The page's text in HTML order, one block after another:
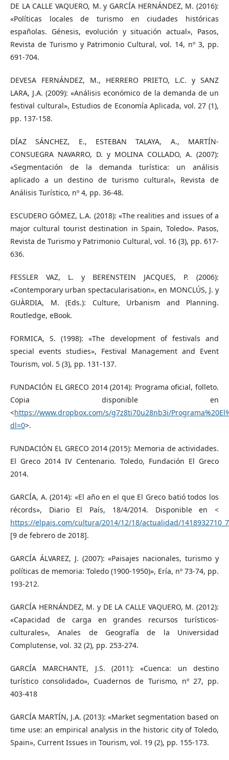
DE LA CALLE VAQUERO, M. y GARCÍA HERNÁNDEZ, M. (2016):
«Políticas locales de turismo en ciudades históricas
españolas. Génesis, evolución y situación actual», Pasos,
Revista de Turismo y Patrimonio Cultural, vol. 14, nº 3, pp.
691-704.
DEVESA FERNÁNDEZ, M., HERRERO PRIETO, L.C. y SANZ
LARA, J.A. (2009): «Análisis económico de la demanda de un
festival cultural», Estudios de Economía Aplicada, vol. 27 (1),
pp. 137-158.
DÍAZ SÁNCHEZ, E., ESTEBAN TALAYA, A., MARTÍN-
CONSUEGRA NAVARRO, D. y MOLINA COLLADO, A. (2007):
«Segmentación de la demanda turística: un análisis
aplicado a un destino de turismo cultural», Revista de
Análisis Turístico, nº 4, pp. 36-48.
ESCUDERO GÓMEZ, L.A. (2018): «The realities and issues of a
major cultural tourist destination in Spain, Toledo». Pasos,
Revista de Turismo y Patrimonio Cultural, vol. 16 (3), pp. 617-
636.
FESSLER VAZ, L. y BERENSTEIN JACQUES, P. (2006):
«Contemporary urban spectacularisation», en MONCLÚS, J. y
GUÀRDIA, M. (Eds.): Culture, Urbanism and Planning.
Routledge, eBook.
FORMICA, S. (1998): «The development of festivals and
special events studies», Festival Management and Event
Tourism, vol. 5 (3), pp. 131-137.
FUNDACIÓN EL GRECO 2014 (2014): Programa oficial, folleto.
Copia disponible en
<https://www.dropbox.com/s/g7z8ti70u28nb3i/
dl=0>.
FUNDACIÓN EL GRECO 2014 (2015): Memoria de actividades.
El Greco 2014 IV Centenario. Toledo, Fundación El Greco
2014.
GARCÍA, A. (2014): «El año en el que El Greco batió todos los
récords», Diario El País, 18/4/2014. Disponible en <
https://elpais.com/cultura/2014/12/18/actualidad/
[9 de febrero de 2018].
GARCÍA ÁLVAREZ, J. (2007): «Paisajes nacionales, turismo y
políticas de memoria: Toledo (1900-1950)», Ería, nº 73-74, pp.
193-212.
GARCÍA HERNÁNDEZ, M. y DE LA CALLE VAQUERO, M. (2012):
«Capacidad de carga en grandes recursos turísticos-
culturales», Anales de Geografía de la Universidad
Complutense, vol. 32 (2), pp. 253-274.
GARCÍA MARCHANTE, J.S. (2011): «Cuenca: un destino
turístico consolidado», Cuadernos de Turismo, nº 27, pp.
403-418
GARCÍA MARTÍN, J.A. (2013): «Market segmentation based on
time use: an empirical analysis in the historic city of Toledo,
Spain», Current Issues in Tourism, vol. 19 (2), pp. 155-173.